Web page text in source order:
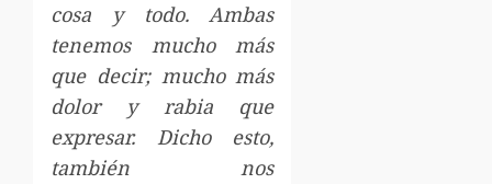
cosa y todo. Ambas
tenemos mucho más
que decir; mucho más
dolor y rabia que
expresar. Dicho esto,
también nos